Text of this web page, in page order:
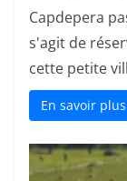
Capdepera
s'agit de
cette petite
En savoir plus